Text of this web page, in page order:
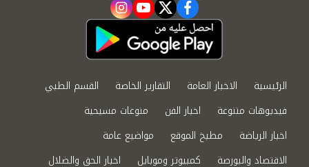
facebook
twitter
youtube
instagram
الرئيسية الاخبار العامة التقارير الخاصة
القسم الطبي
فيديوهات متنوعة
اخبار الفن
منوعات مسيحية
اخبار الرياضة
مطبخ الموقع
مواضيع عامة
الاقتصاد والبورصة
كمبيوتر وموبايل اخبار الحق والضلال